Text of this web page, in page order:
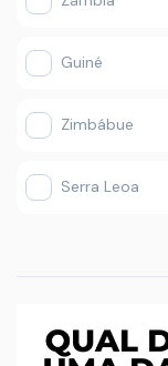
Guiné
Zimbábue
Serra Leoa